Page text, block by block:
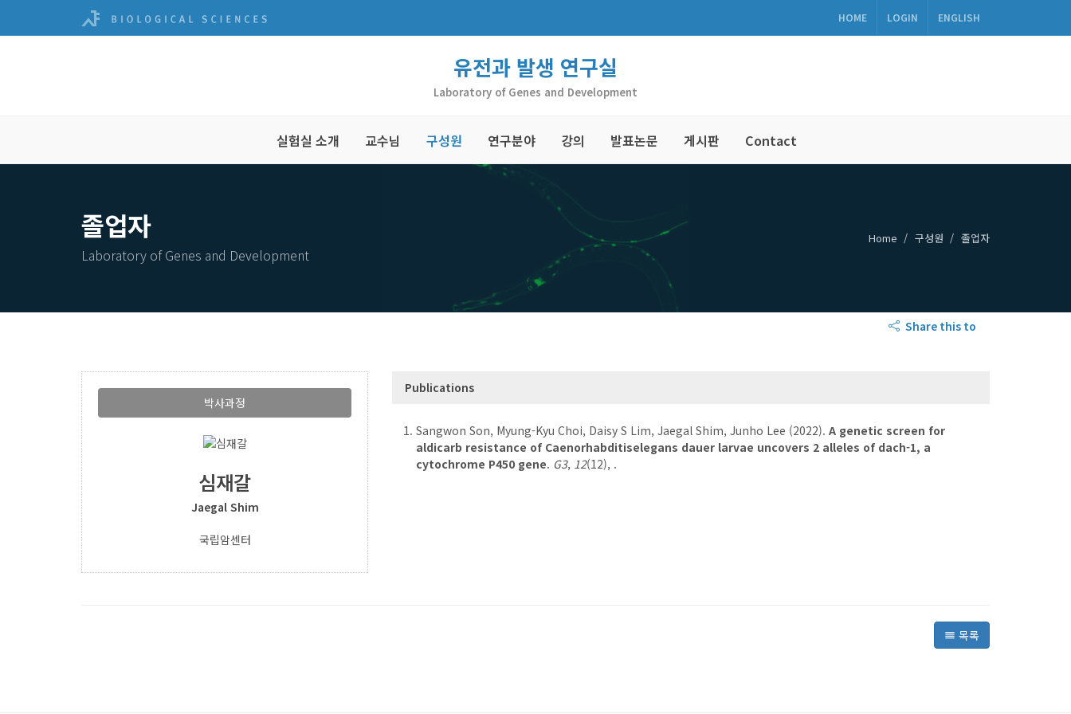
HOME LOGIN ENGLISH
유전과 발생 연구실
Laboratory of Genes and Development
실험실 소개 교수님 구성원 연구분야 강의 발표논문 게시판 Contact
졸업자
Laboratory of Genes and Development
Home 구성원 졸업자
Share this to
박사과정
심재갈
Jaegal Shim
국립암센터
Publications
Sangwon Son, Myung-Kyu Choi, Daisy S Lim, Jaegal Shim, Junho Lee (2022). A genetic screen for
aldicarb resistance of Caenorhabditiselegans dauer larvae uncovers 2 alleles of dach-1, a
cytochrome P450 gene. G3, 12(12), .
목록